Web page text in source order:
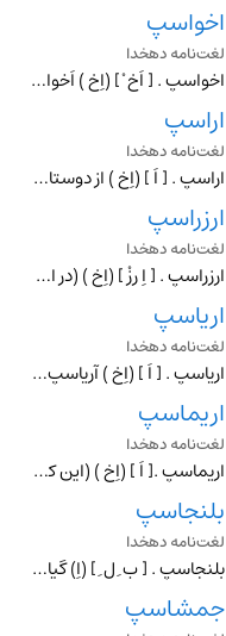
اخواسپ
لغت‌نامه دهخدا
اخواسپ . [ اَخ ْ ] (اِخ ) اَخواست . نام پهلوان تورانی پسر پشند. این نام بصور: اوخواست ، اوخاست و ارچاسپ و اخواشت هم ضبط شده و در طبری آخوست است . از مبارزان عهد
اراسپ
لغت‌نامه دهخدا
اراسپ . [ اَ ] (اِخ ) از دوستان کورش بزرگ هخامنشی که کوروش پانتِه آ را بدو سپرد. رجوع به ایران باستان ص 327 و پانته آ شود.
ارزراسپ
لغت‌نامه دهخدا
ارزراسپ . [ اِ رِزْ ] (اِخ ) (در اوستا: ارزراسپه ، به معنی دارنده ٔ اسب راست رو) نام دو تن از پارسایان است که در فروردین یشت ، بندهای 121-122 به آنان درود فرستا
اریاسپ
لغت‌نامه دهخدا
اریاسپ . [ اَ ] (اِخ ) آریاسپ . پسر اردشیر دوم هخامنشی . (ایران باستان ص 1158).
اریماسپ
لغت‌نامه دهخدا
اریماسپ .[ اَ ] (اِخ ) (این کلمه را سکائی و بمعنی یک چشم دانسته اند) آریماسپ . قومی قدیم از سکاهای ساکن آسیا در ماوراء ایمائوس و ساحل شرقی بحر خزر. بر طبق اساطی
بلنجاسپ
لغت‌نامه دهخدا
بلنجاسپ . [ ب ِ ل ِ ] (اِ) گیاهی است که آن را بوی مادران گویند. (از برهان ) (از الفاظ الادویة).بلنجاسف . برنجاسپ . برنجاسف . رجوع به برنجاسپ شود.
جمشاسپ